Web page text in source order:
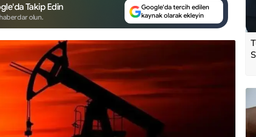
Takip Edin
olun.
Google'da tercih edilen
kaynak olarak ekleyin